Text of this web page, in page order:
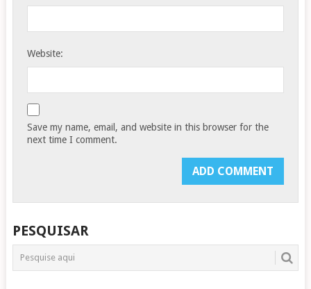
Website:
Save my name, email, and website in this browser for the
next time I comment.
PESQUISAR